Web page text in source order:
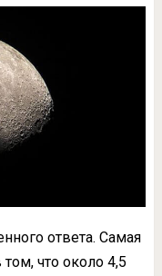
ответа. Самая
что около 4,5